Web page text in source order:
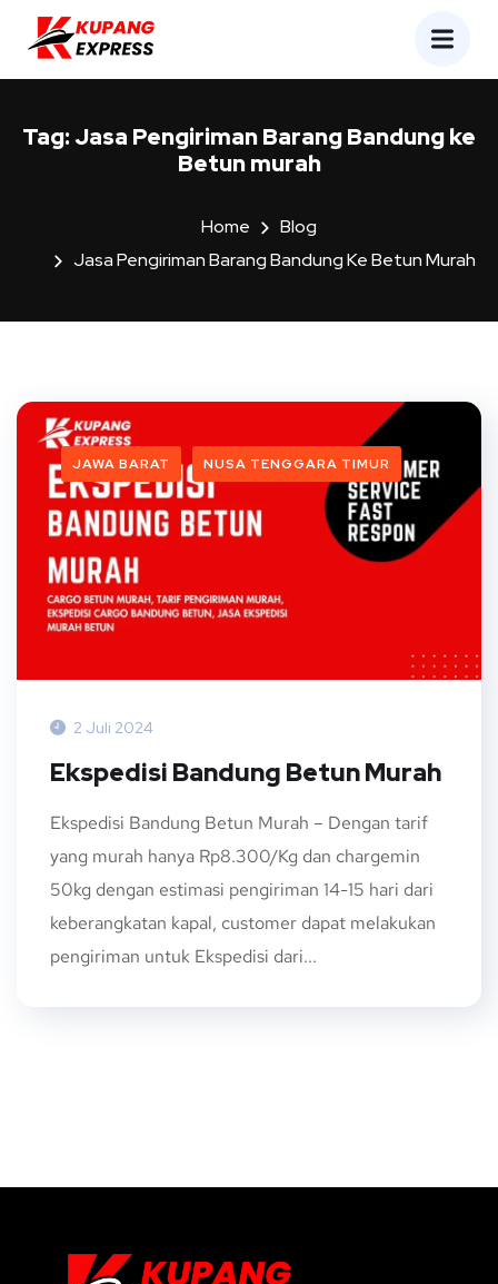
Tag:Jasa Pengiriman Barang Bandung ke
Betun murah
Home
Blog
Jasa Pengiriman Barang Bandung Ke Betun Murah
JAWA BARAT NUSA TENGGARA TIMUR
2 Juli 2024
Ekspedisi Bandung Betun Murah
Ekspedisi Bandung Betun Murah – Dengan tarif
yang murah hanya Rp8.300/Kg dan chargemin
50kg dengan estimasi pengiriman 14-15 hari dari
keberangkatan kapal, customer dapat melakukan
pengiriman untuk Ekspedisi dari...